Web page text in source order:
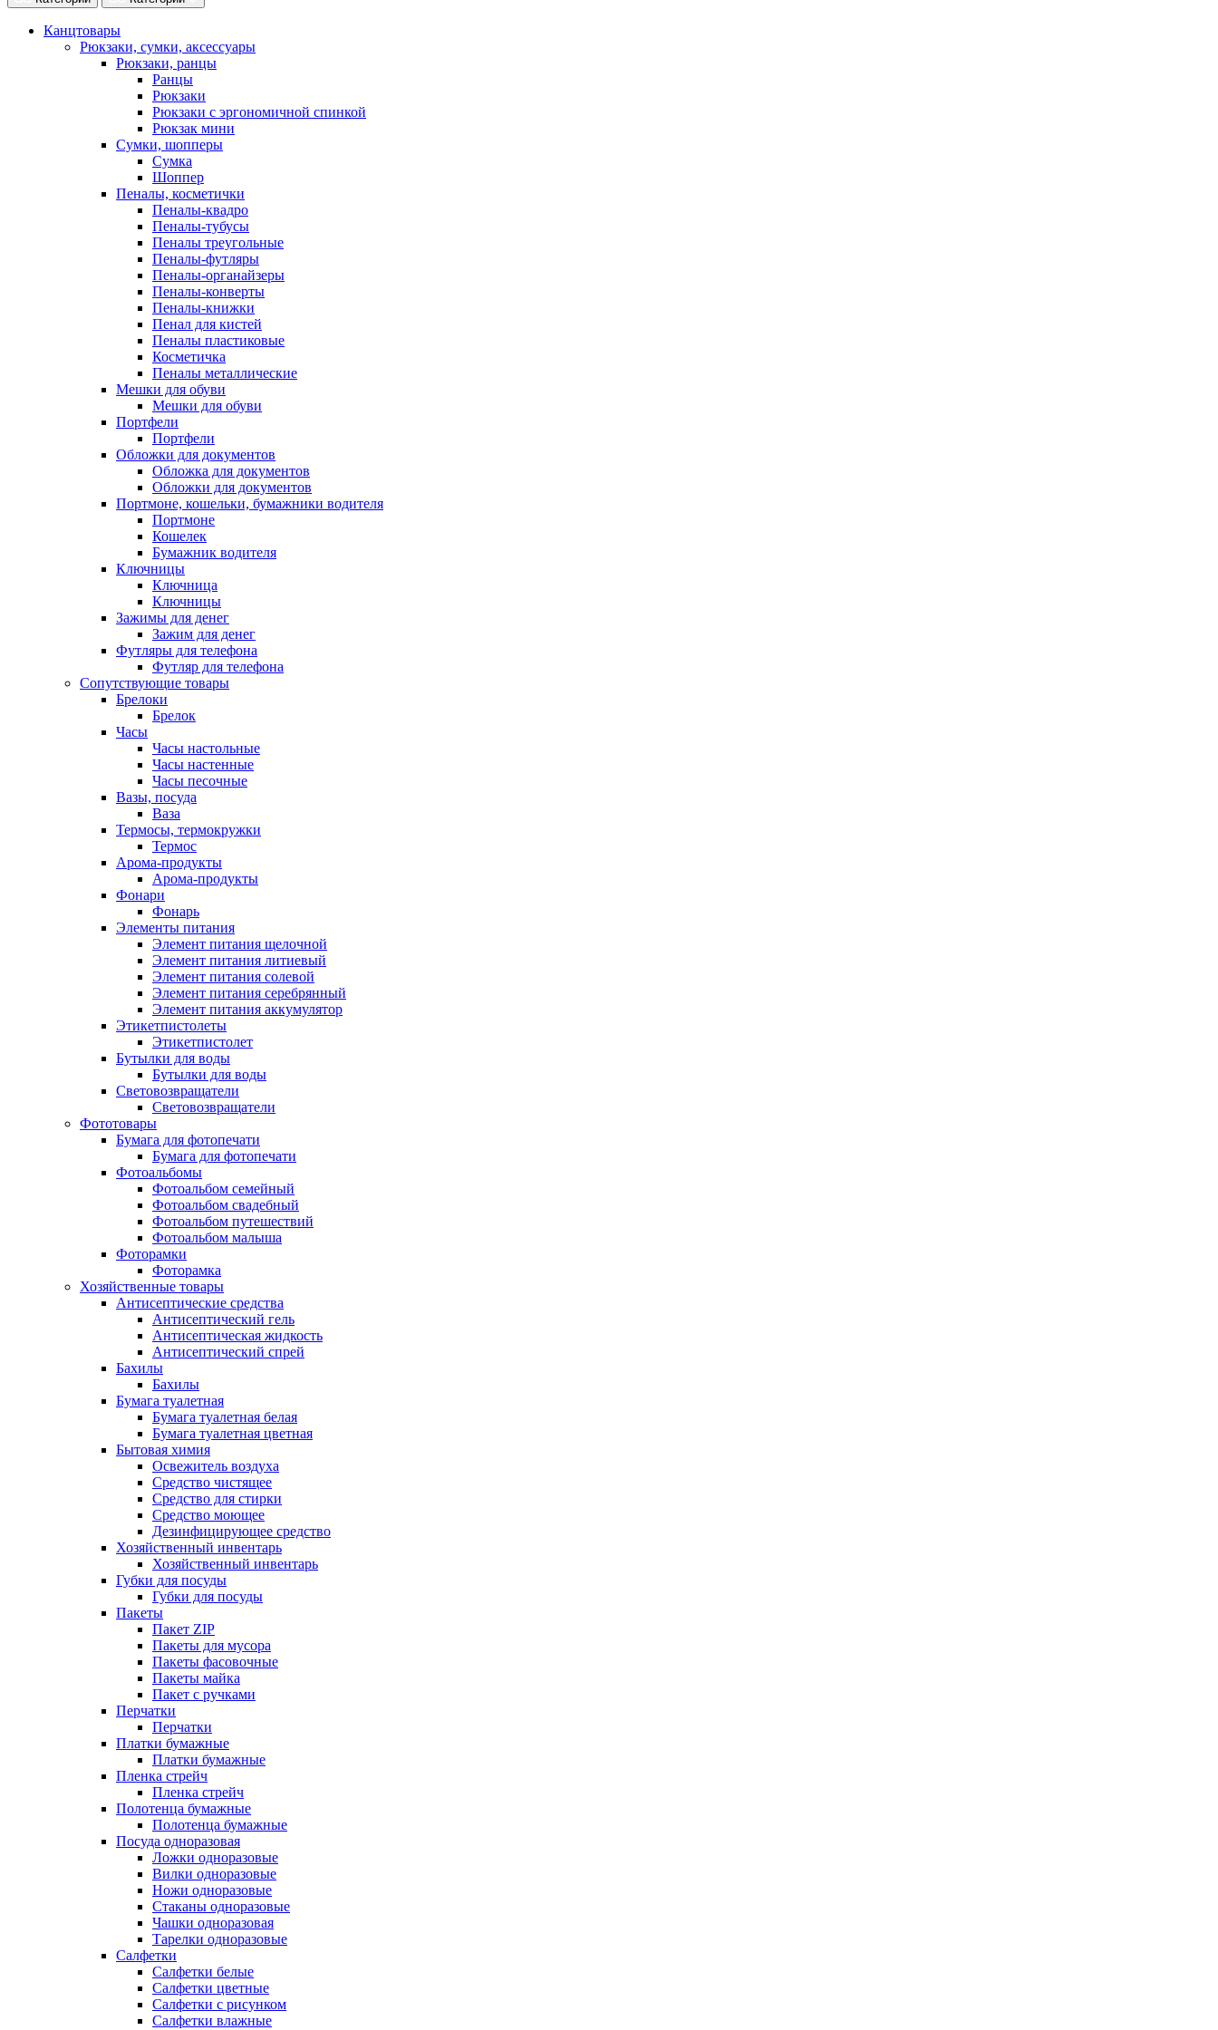
Канцтовары
Рюкзаки, сумки, аксессуары
Рюкзаки, ранцы
Ранцы
Рюкзаки
Рюкзаки с эргономичной спинкой
Рюкзак мини
Сумки, шопперы
Сумка
Шоппер
Пеналы, косметички
Пеналы-квадро
Пеналы-тубусы
Пеналы треугольные
Пеналы-футляры
Пеналы-органайзеры
Пеналы-конверты
Пеналы-книжки
Пенал для кистей
Пеналы пластиковые
Косметичка
Пеналы металлические
Мешки для обуви
Мешки для обуви
Портфели
Портфели
Обложки для документов
Обложка для документов
Обложки для документов
Портмоне, кошельки, бумажники водителя
Портмоне
Кошелек
Бумажник водителя
Ключницы
Ключница
Ключницы
Зажимы для денег
Зажим для денег
Футляры для телефона
Футляр для телефона
Сопутствующие товары
Брелоки
Брелок
Часы
Часы настольные
Часы настенные
Часы песочные
Вазы, посуда
Ваза
Термосы, термокружки
Термос
Арома-продукты
Арома-продукты
Фонари
Фонарь
Элементы питания
Элемент питания щелочной
Элемент питания литиевый
Элемент питания солевой
Элемент питания серебрянный
Элемент питания аккумулятор
Этикетпистолеты
Этикетпистолет
Бутылки для воды
Бутылки для воды
Световозвращатели
Световозвращатели
Фототовары
Бумага для фотопечати
Бумага для фотопечати
Фотоальбомы
Фотоальбом семейный
Фотоальбом свадебный
Фотоальбом путешествий
Фотоальбом малыша
Фоторамки
Фоторамка
Хозяйственные товары
Антисептические средства
Антисептический гель
Антисептическая жидкость
Антисептический спрей
Бахилы
Бахилы
Бумага туалетная
Бумага туалетная белая
Бумага туалетная цветная
Бытовая химия
Освежитель воздуха
Средство чистящее
Средство для стирки
Средство моющее
Дезинфицирующее средство
Хозяйственный инвентарь
Хозяйственный инвентарь
Губки для посуды
Губки для посуды
Пакеты
Пакет ZIP
Пакеты для мусора
Пакеты фасовочные
Пакеты майка
Пакет с ручками
Перчатки
Перчатки
Платки бумажные
Платки бумажные
Пленка стрейч
Пленка стрейч
Полотенца бумажные
Полотенца бумажные
Посуда одноразовая
Ложки одноразовые
Вилки одноразовые
Ножи одноразовые
Стаканы одноразовые
Чашки одноразовая
Тарелки одноразовые
Салфетки
Салфетки белые
Салфетки цветные
Салфетки с рисунком
Салфетки влажные